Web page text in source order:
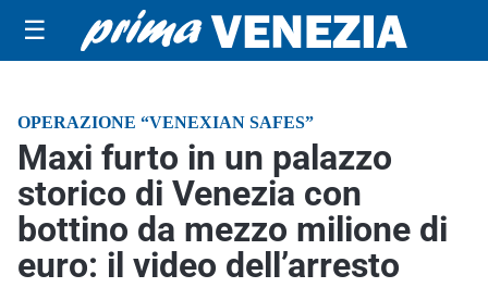
☰
OPERAZIONE “VENEXIAN SAFES”
Maxi furto in un palazzo
storico di Venezia con
bottino da mezzo milione di
euro: il video dell’arresto